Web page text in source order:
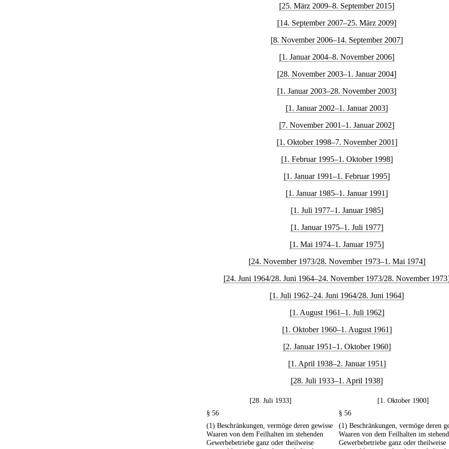
[25. März 2009–8. September 2015]
[14. September 2007–25. März 2009]
[8. November 2006–14. September 2007]
[1. Januar 2004–8. November 2006]
[28. November 2003–1. Januar 2004]
[1. Januar 2003–28. November 2003]
[1. Januar 2002–1. Januar 2003]
[7. November 2001–1. Januar 2002]
[1. Oktober 1998–7. November 2001]
[1. Februar 1995–1. Oktober 1998]
[1. Januar 1991–1. Februar 1995]
[1. Januar 1985–1. Januar 1991]
[1. Juli 1977–1. Januar 1985]
[1. Januar 1975–1. Juli 1977]
[1. Mai 1974–1. Januar 1975]
[24. November 1973/28. November 1973–1. Mai 1974]
[24. Juni 1964/28. Juni 1964–24. November 1973/28. November
[1. Juli 1962–24. Juni 1964/28. Juni 1964]
[1. August 1961–1. Juli 1962]
[1. Oktober 1960–1. August 1961]
[2. Januar 1951–1. Oktober 1960]
[1. April 1938–2. Januar 1951]
[28. Juli 1933–1. April 1938]
[28. Juli 1933]
[1. Oktober 1900]
§ 56
§ 56
(1) Beschränkungen, vermöge deren gewisse
Waaren von dem Feilhalten im stehenden
Gewerbebetriebe ganz oder theilweise
(1) Beschränkungen, vermöge deren
Waaren von dem Feilhalten im
Gewerbebetriebe ganz oder theilweise